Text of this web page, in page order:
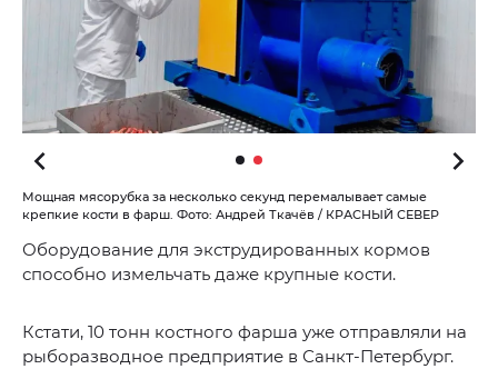
Мощная мясорубка за несколько секунд перемалывает самые
крепкие кости в фарш. Фото: Андрей Ткачёв / КРАСНЫЙ СЕВЕР
Оборудование для экструдированных кормов
способно измельчать даже крупные кости.
Кстати, 10 тонн костного фарша уже отправляли на
рыборазводное предприятие в Санкт-Петербург.